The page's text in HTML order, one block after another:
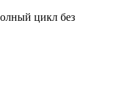
цикл без